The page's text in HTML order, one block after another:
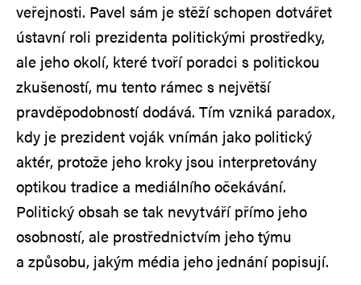
veřejnosti. Pavel sám je stěží schopen dotvářet
ústavní roli prezidenta politickými prostředky,
ale jeho okolí, které tvoří poradci s politickou
zkušeností, mu tento rámec s největší
pravděpodobností dodává. Tím vzniká paradox,
kdy je prezident voják vnímán jako politický
aktér, protože jeho kroky jsou interpretovány
optikou tradice a mediálního očekávání.
Politický obsah se tak nevytváří přímo jeho
osobností, ale prostřednictvím jeho týmu
a způsobu, jakým média jeho jednání popisují.